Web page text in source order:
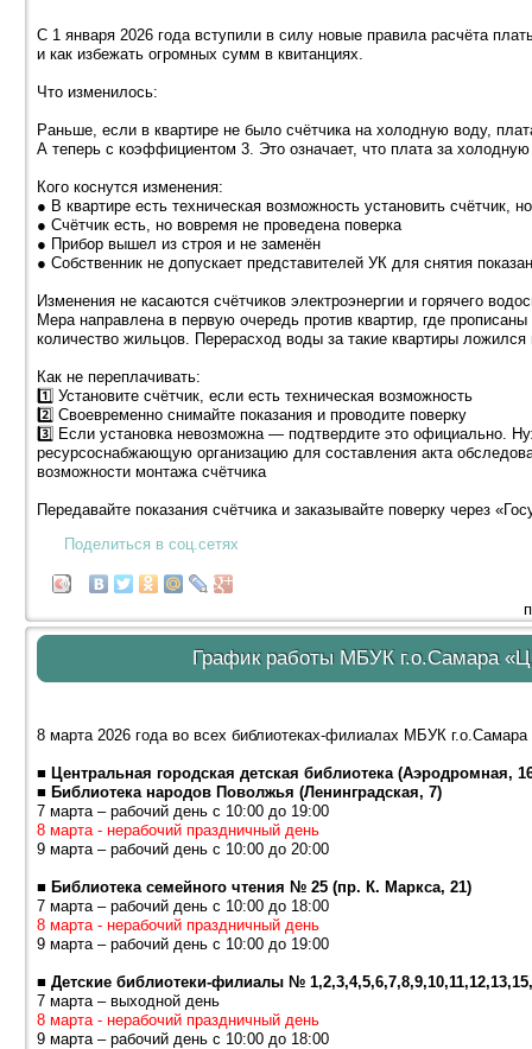
С 1 января 2026 года вступили в силу новые правила расчёта
и как избежать огромных сумм в квитанциях.
Что изменилось:
Раньше, если в квартире не было счётчика на холодную воду,
А теперь с коэффициентом 3. Это означает, что плата за
Кого коснутся изменения:
● В квартире есть техническая возможность установить счётчик,
● Счётчик есть, но вовремя не проведена поверка
● Прибор вышел из строя и не заменён
● Собственник не допускает представителей УК для снятия
Изменения не касаются счётчиков электроэнергии и горячего
Мера направлена в первую очередь против квартир, где
количество жильцов. Перерасход воды за такие квартиры
Как не переплачивать:
1️⃣ Установите счётчик, если есть техническая возможность
2️⃣ Своевременно снимайте показания и проводите поверку
3️⃣ Если установка невозможна — подтвердите это официально.
ресурсоснабжающую организацию для составления акта
возможности монтажа счётчика
Передавайте показания счётчика и заказывайте поверку через
Поделиться в соц.сетях
График работы МБУК г.о.Самара
8 марта 2026 года во всех библиотеках-филиалах МБУК
■ Центральная городская детская библиотека (Аэродромная,
■ Библиотека народов Поволжья (Ленинградская, 7)
7 марта – рабочий день с 10:00 до 19:00
8 марта - нерабочий праздничный день
9 марта – рабочий день с 10:00 до 20:00
■ Библиотека семейного чтения № 25 (пр. К. Маркса, 21)
7 марта – рабочий день с 10:00 до 18:00
8 марта - нерабочий праздничный день
9 марта – рабочий день с 10:00 до 19:00
■ Детские библиотеки-филиалы №
7 марта – выходной день
8 марта - нерабочий праздничный день
9 марта – рабочий день с 10:00 до 18:00